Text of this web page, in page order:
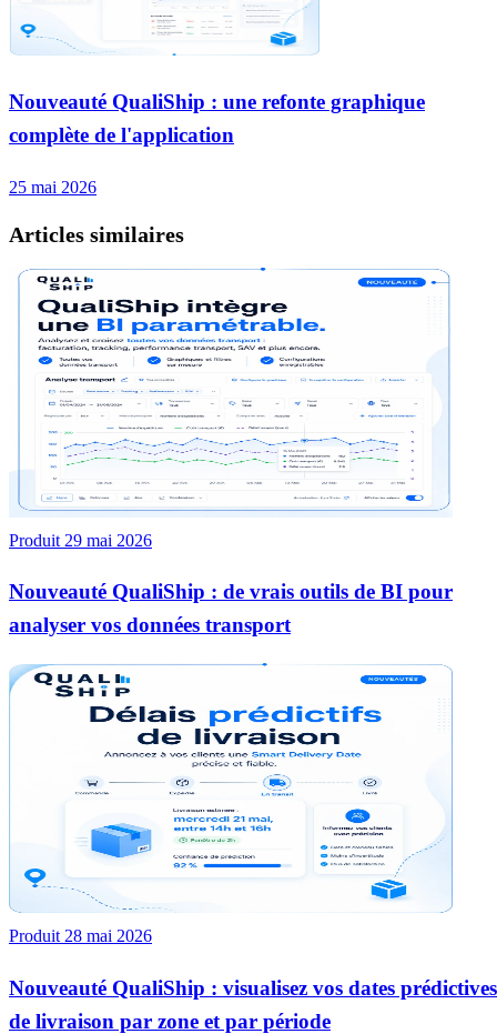
Nouveauté QualiShip : une refonte graphique
complète de l'application
25 mai 2026
Articles similaires
Produit 29 mai 2026
Nouveauté QualiShip : de vrais outils de BI pour
analyser vos données transport
Produit 28 mai 2026
Nouveauté QualiShip : visualisez vos dates prédictives
de livraison par zone et par période